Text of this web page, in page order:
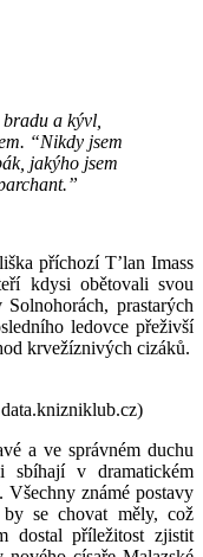
a kývl,
“Nikdy jsem
jakýho jsem
příchozí T’lan Imass
kdysi obětovali svou
prastarých
ledovce přeživší
krvežíznivých cizáků.
a ve správném duchu
sbíhají v dramatickém
známé postavy
se chovat měly, což
dostal příležitost zjistit